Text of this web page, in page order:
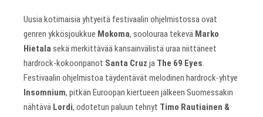
Uusia kotimaisia yhtyeitä festivaalin ohjelmistossa ovat
genren ykkösjoukkue Mokoma, soolouraa tekevä Marko
Hietalasekä merkittävää kansainvälistä uraa niittäneet
hardrock-kokoonpanot Santa Cruz ja The 69 Eyes.
Festivaalin ohjelmistoa täydentävät melodinen hardrock-yhtye
Insomnium, pitkän Euroopan kiertueen jälkeen Suomessakin
nähtävä Lordi, odotetun paluun tehnyt Timo Rautiainen &